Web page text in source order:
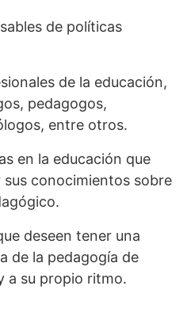
de políticas
de la educación,
pedagogos,
entre otros.
en la educación que
conocimientos sobre
deseen tener una
de la pedagogía de
a su propio ritmo.